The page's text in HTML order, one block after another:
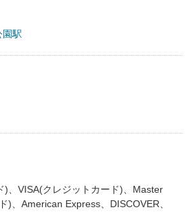
園駅
)、VISA(クレジットカード)、Master
)、American Express、DISCOVER、